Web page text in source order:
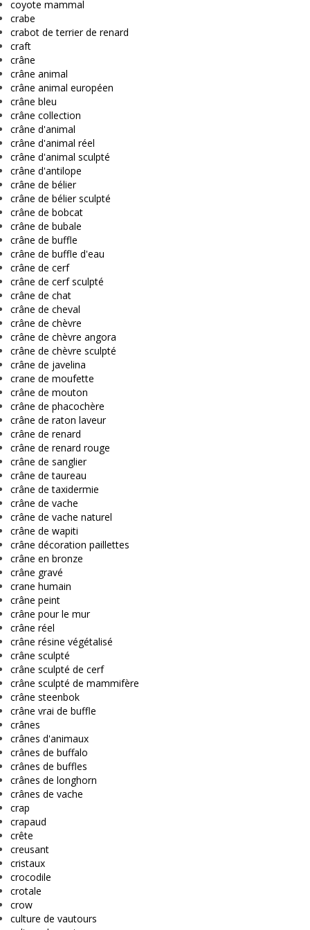
coyote mammal
crabe
crabot de terrier de renard
craft
crâne
crâne animal
crâne animal européen
crâne bleu
crâne collection
crâne d'animal
crâne d'animal réel
crâne d'animal sculpté
crâne d'antilope
crâne de bélier
crâne de bélier sculpté
crâne de bobcat
crâne de bubale
crâne de buffle
crâne de buffle d'eau
crâne de cerf
crâne de cerf sculpté
crâne de chat
crâne de cheval
crâne de chèvre
crâne de chèvre angora
crâne de chèvre sculpté
crâne de javelina
crane de moufette
crâne de mouton
crâne de phacochère
crâne de raton laveur
crâne de renard
crâne de renard rouge
crâne de sanglier
crâne de taureau
crâne de taxidermie
crâne de vache
crâne de vache naturel
crâne de wapiti
crâne décoration paillettes
crâne en bronze
crâne gravé
crane humain
crâne peint
crâne pour le mur
crâne réel
crâne résine végétalisé
crâne sculpté
crâne sculpté de cerf
crâne sculpté de mammifère
crâne steenbok
crâne vrai de buffle
crânes
crânes d'animaux
crânes de buffalo
crânes de buffles
crânes de longhorn
crânes de vache
crap
crapaud
crête
creusant
cristaux
crocodile
crotale
crow
culture de vautours